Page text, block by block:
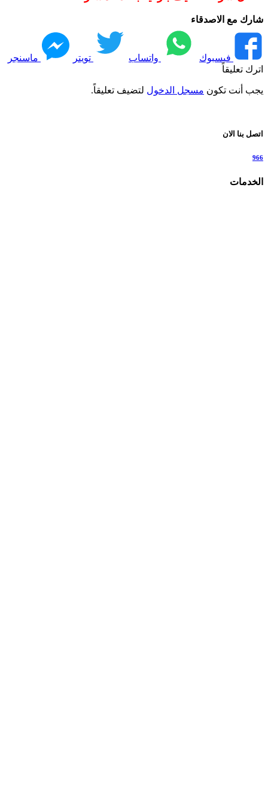
شارك مع الاصدقاء
فيسبوك واتساب تويتر ماسنجر
اترك تعليقاً
يجب أنت تكون مسجل الدخول لتضيف تعليقاً.
اتصل بنا الان
966
الخدمات